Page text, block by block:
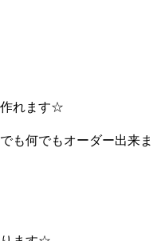
れます☆
も何でもオーダー出来